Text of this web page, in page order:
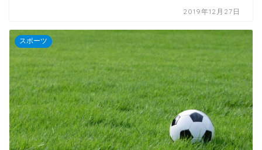
2019年12月27日
スポーツ